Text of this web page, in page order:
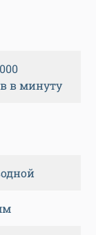
в минуту